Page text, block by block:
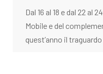
Dal 16 al 18 e dal 22 al
Mobile e del
quest’anno il